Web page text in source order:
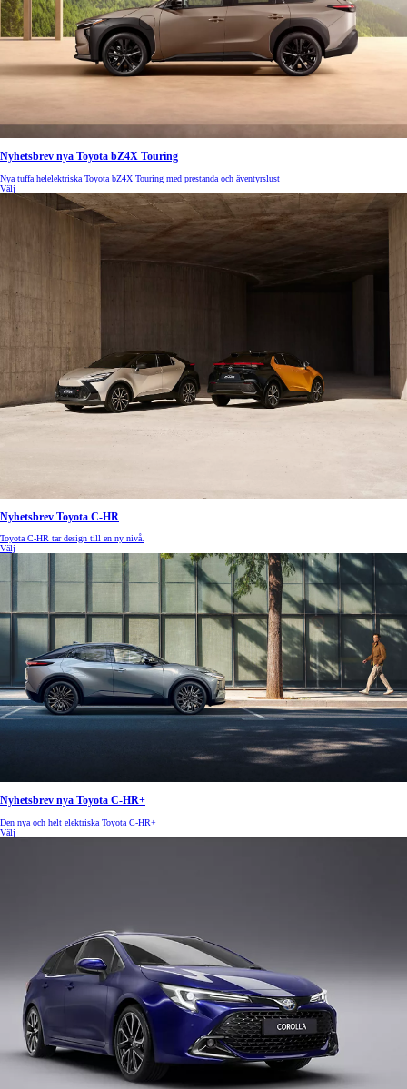
Nyhetsbrev nya Toyota bZ4X Touring
Nya tuffa helelektriska Toyota bZ4X Touring med prestanda och äventyrslust
Välj
Nyhetsbrev Toyota C-HR
Toyota C-HR tar design till en ny nivå.
Välj
Nyhetsbrev nya Toyota C-HR+
Den nya och helt elektriska Toyota C-HR+
Välj